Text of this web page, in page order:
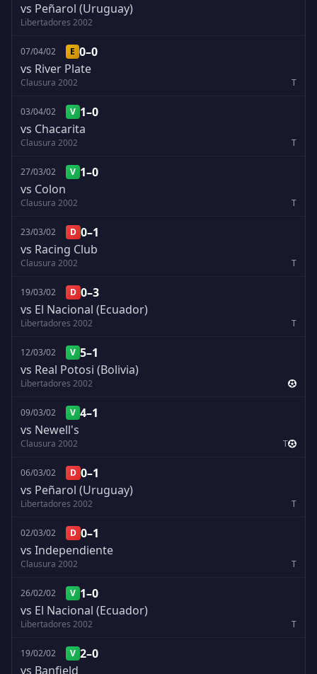
vs Peñarol (Uruguay)
Libertadores 2002
07/04/02 E 0–0
vs River Plate
Clausura 2002 T
03/04/02 V 1–0
vs Chacarita
Clausura 2002 T
27/03/02 V 1–0
vs Colon
Clausura 2002 T
23/03/02 D 0–1
vs Racing Club
Clausura 2002 T
19/03/02 D 0–3
vs El Nacional (Ecuador)
Libertadores 2002 T
12/03/02 V 5–1
vs Real Potosi (Bolivia)
Libertadores 2002
09/03/02 V 4–1
vs Newell's
Clausura 2002 T
06/03/02 D 0–1
vs Peñarol (Uruguay)
Libertadores 2002 T
02/03/02 D 0–1
vs Independiente
Clausura 2002 T
26/02/02 V 1–0
vs El Nacional (Ecuador)
Libertadores 2002 T
19/02/02 V 2–0
vs Banfield